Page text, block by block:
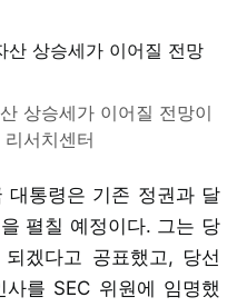
상승세가 이어질 전망이
서치센터
대통령은 기존 정권과 달
펼칠 예정이다. 그는 당
되겠다고 공표했고, 당선
를 SEC 위원에 임명했